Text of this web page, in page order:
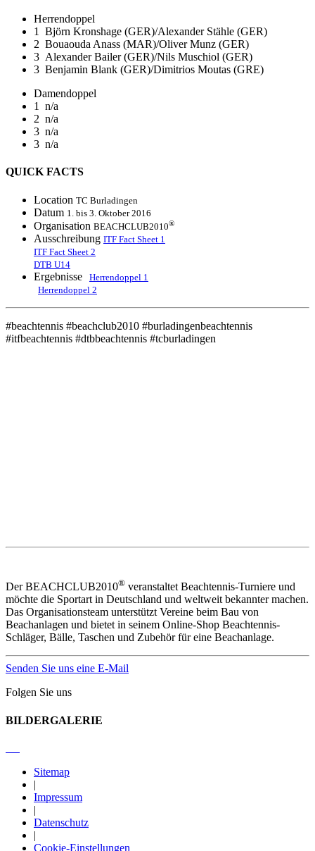
Herrendoppel
1
Björn Kronshage (GER)/Alexander Stähle (GER)
2 Bouaouda Anass (MAR)/Oliver Munz (GER)
3 Alexander Bailer (GER)/Nils Muschiol (GER)
3 Benjamin Blank (GER)/Dimitrios Moutas (GRE)
Damendoppel
1
n/a
2 n/a
3 n/a
3 n/a
QUICK FACTS
Location TC Burladingen
Datum 1. bis 3. Oktober 2016
Organisation BEACHCLUB2010®
Ausschreibung ITF Fact Sheet 1
ITF Fact Sheet 2
DTB U14
Ergebnisse
Herrendoppel 1
Herrendoppel 2
#beachtennis #beachclub2010 #burladingenbeachtennis
#itfbeachtennis #dtbbeachtennis #tcburladingen
Der BEACHCLUB2010® veranstaltet Beachtennis-Turniere und
möchte die Sportart in Deutschland und weltweit bekannter machen.
Das Organisationsteam unterstützt Vereine beim Bau von
Beachanlagen und bietet in seinem Online-Shop Beachtennis-
Schläger, Bälle, Taschen und Zubehör für eine Beachanlage.
Senden Sie uns eine E-Mail
Folgen Sie uns
BILDERGALERIE
Sitemap
|
Impressum
|
Datenschutz
|
Cookie-Einstellungen